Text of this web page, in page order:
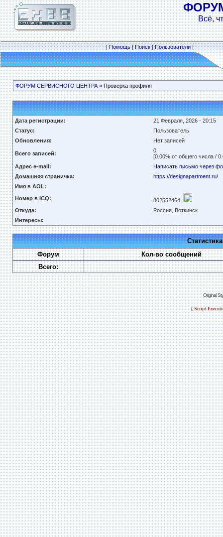
Всё,
|Помощь|Поиск|Пользователи|
ФОРУМ СЕРВИСНОГО ЦЕНТРА» Проверка профиля
Дата регистрации:
21 Февраля, 2026 - 20:15
Статус:
Пользователь
Обновления:
Нет записей
Всего записей:
0
[0.00% от общего числа /
Адрес e-mail:
Написать письмо через
Домашняя страничка:
https://designapartment.ru/
Имя в AOL:
Номер в ICQ:
802552464
Откуда:
Россия, Воткинск
Интересы:
Форум
Кол-во сообщений
Всего:
Original
[ Script